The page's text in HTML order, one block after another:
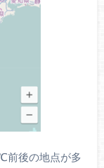
前後の地点が多